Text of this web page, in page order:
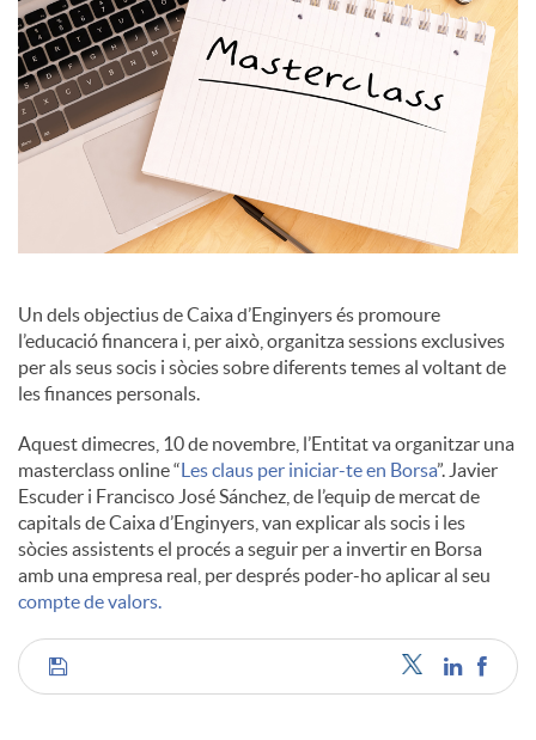
c
i
a
l
s
Un dels objectius de Caixa d’Enginyers és promoure
l’educació financera i, per això, organitza sessions exclusives
per als seus socis i sòcies sobre diferents temes al voltant de
les finances personals.
Aquest dimecres, 10 de novembre, l’Entitat va organitzar una
masterclass online “Les claus per iniciar-te en Borsa”. Javier
Escuder i Francisco José Sánchez, de l’equip de mercat de
capitals de Caixa d’Enginyers, van explicar als socis i les
sòcies assistents el procés a seguir per a invertir en Borsa
amb una empresa real, per després poder-ho aplicar al seu
compte de valors.
C